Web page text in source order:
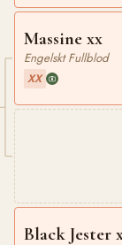
Massine xx
Engelskt Fullblod
XX
Black Jester